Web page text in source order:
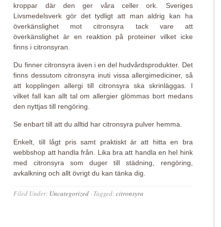
kroppar där den ger våra celler ork. Sveriges
Livsmedelsverk gör det tydligt att man aldrig kan ha
överkänslighet mot citronsyra tack vare att
överkänslighet är en reaktion på proteiner vilket icke
finns i citronsyran.
Du finner citronsyra även i en del hudvårdsprodukter. Det
finns dessutom citronsyra inuti vissa allergimediciner, så
att kopplingen allergi till citronsyra ska skrinläggas. I
vilket fall kan allt tal om allergier glömmas bort medans
den nyttjas till rengöring.
Se enbart till att du alltid har citronsyra pulver hemma.
Enkelt, till lågt pris samt praktiskt är att hitta en bra
webbshop att handla från. Lika bra att handla en hel hink
med citronsyra som duger till städning, rengöring,
avkalkning och allt övrigt du kan tänka dig.
Filed Under: Uncategorized · Tagged:citronsyra